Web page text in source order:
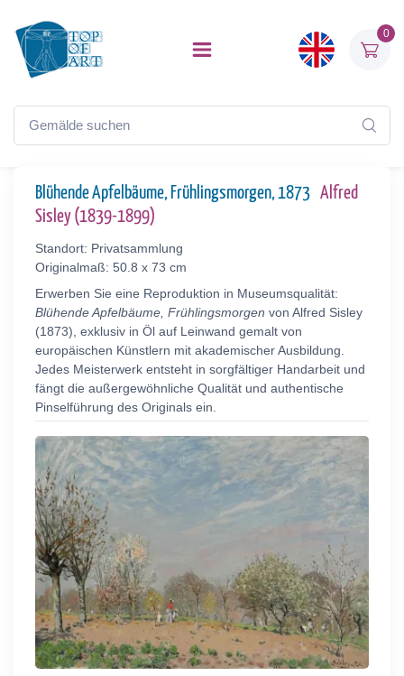
0
Blühende Apfelbäume, Frühlingsmorgen, 1873 Alfred
Sisley (1839-1899)
Standort: Privatsammlung
Originalmaß: 50.8 x 73 cm
Erwerben Sie eine Reproduktion in Museumsqualität:
Blühende Apfelbäume, Frühlingsmorgen von Alfred Sisley
(1873), exklusiv in Öl auf Leinwand gemalt von
europäischen Künstlern mit akademischer Ausbildung.
Jedes Meisterwerk entsteht in sorgfältiger Handarbeit und
fängt die außergewöhnliche Qualität und authentische
Pinselführung des Originals ein.